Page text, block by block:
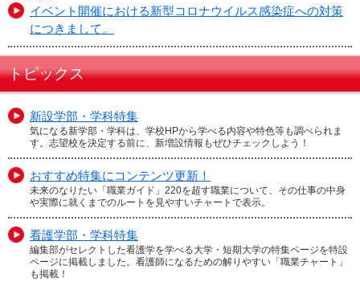
イベント開催における新型コロナウイルス感染症への対策
につきまして。
トピックス
新設学部・学科特集
気になる新学部・学科は、学校HPから学べる内容や特色等も調べられま
す。志望校を決定する前に、新増設情報もぜひチェックしよう！
おすすめ特集にコンテンツ更新！
未来のなりたい「職業ガイド」220を超す職業について、その仕事の中身
や実際に就くまでのルートを見やすいチャートで表示。
看護学部・学科特集
編集部がセレクトした看護学を学べる大学・短期大学の特集ページを特設
ページに掲載しました。看護師になるための解りやすい「職業チャート」
も掲載！